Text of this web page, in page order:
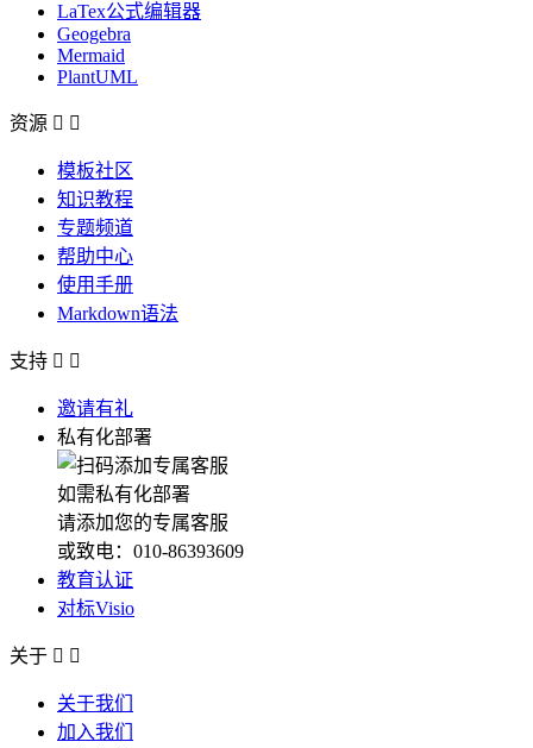
LaTex公式编辑器
Geogebra
Mermaid
PlantUML
资源  
模板社区
知识教程
专题频道
帮助中心
使用手册
Markdown语法
支持  
邀请有礼
私有化部署
如需私有化部署
请添加您的专属客服
或致电：010-86393609
教育认证
对标Visio
关于  
关于我们
加入我们